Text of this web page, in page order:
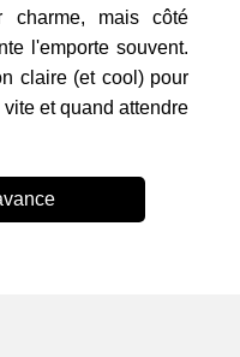
charme, mais côté
l'emporte souvent.
claire (et cool) pour
et quand attendre